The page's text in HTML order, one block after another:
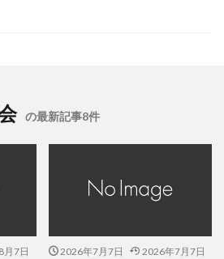
の最新記事8件
月7日 2026年7月7日 2026年7月7日